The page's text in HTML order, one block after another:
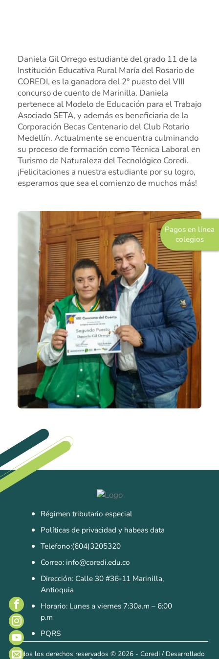
Pagos en línea
colegios
Investigación
Revista institucional
Modelo de Naciones Unidas – MUN
Pagos en línea
Educación Rural
SETA
Educación Superior
Pastoral
Experiencias
Direccionamiento
Estratégico
Objetivos Estratégicos
Plan de Desarrollo
Innovación y Desarrollo
Grupo Empresarial
COREDI Publicaciones y
COREDI Inmobiliaria y
Gestión de la Calidad
Seguridad y Salud en el Trabajo
Daniela Gil Orrego estudiante del grado 11 de la
Institución Educativa Rural María del Rosario de
COREDI, es la ganadora del 2° puesto del VIII
concurso de cuento de Marinilla. Daniela
pertenece al Modelo de Educación para el Trabajo
Asociado SETA, y además es beneficiaria de la
Corporación Becas Centenario del Club Rotario
Medellín. Actualmente se encuentra culminando
su proceso de formación como Técnica Laboral en
Turismo de Naturaleza del Tecnológico Coredi.
¡Felicitaciones a nuestra estudiante por su logro,
esperamos que sea el comienzo de muchos más!
Régimen tributario especial
Políticas de privacidad y habeas data
Telefono:(604)3205320
Correo: info@coredi.edu.co
Dirección: Calle 30 #36-11 Marinilla,
Antioquia
Horario: Lunes a viernes 7:30a.m – 6:00
p.m
PQRS
Todos los derechos reservados © 2026 - Coredi / Desarrollado